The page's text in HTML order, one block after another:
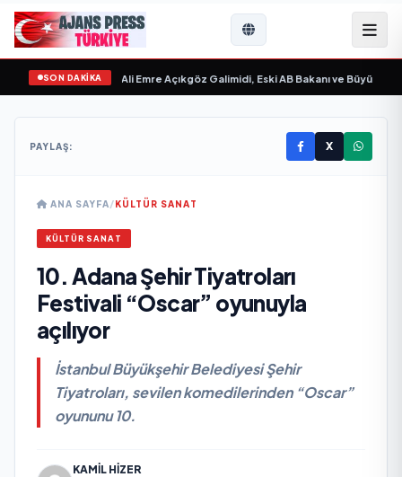
SON DAKİKA
“ yayımlandı• Ali Emre Açıkgöz Galimidi, Eski AB Bakanı ve Büyükelçi
PAYLAŞ: X
ANA SAYFA/KÜLTÜR SANAT
KÜLTÜR SANAT
10. Adana Şehir Tiyatroları
Festivali “Oscar” oyunuyla
açılıyor
İstanbul Büyükşehir Belediyesi Şehir
Tiyatroları, sevilen komedilerinden “Oscar”
oyununu 10.
KAMIL HIZER